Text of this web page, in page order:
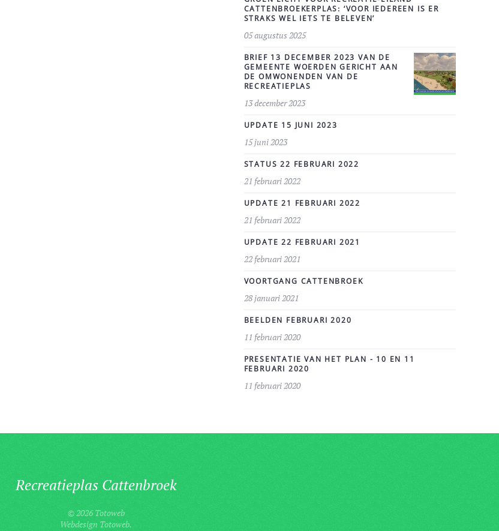
CATTENBROEKERPLAS: ‘VOOR IEDEREEN IS ER
STRAKS WEL IETS TE BELEVEN’
05 augustus 2025
BRIEF 13 DECEMBER 2023 VAN DE
GEMEENTE WOERDEN GERICHT AAN
DE OMWONENDEN VAN DE
RECREATIEPLAS
13 december 2023
UPDATE 15 JUNI 2023
15 juni 2023
STATUS 22 FEBRUARI 2022
21 februari 2022
UPDATE 21 FEBRUARI 2022
21 februari 2022
UPDATE 22 FEBRUARI 2021
22 februari 2021
VOORTGANG CATTENBROEK
28 januari 2021
BEELDEN FEBRUARI 2020
11 februari 2020
PRESENTATIE VAN HET PLAN - 10 EN 11
FEBRUARI 2020
11 februari 2020
Recreatieplas Cattenbroek
©2026Totoweb
Webdesign Totoweb.